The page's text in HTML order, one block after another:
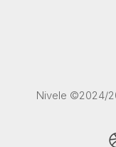
Nivele ©2024/